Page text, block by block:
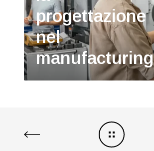
progettazione
nel
manufacturing